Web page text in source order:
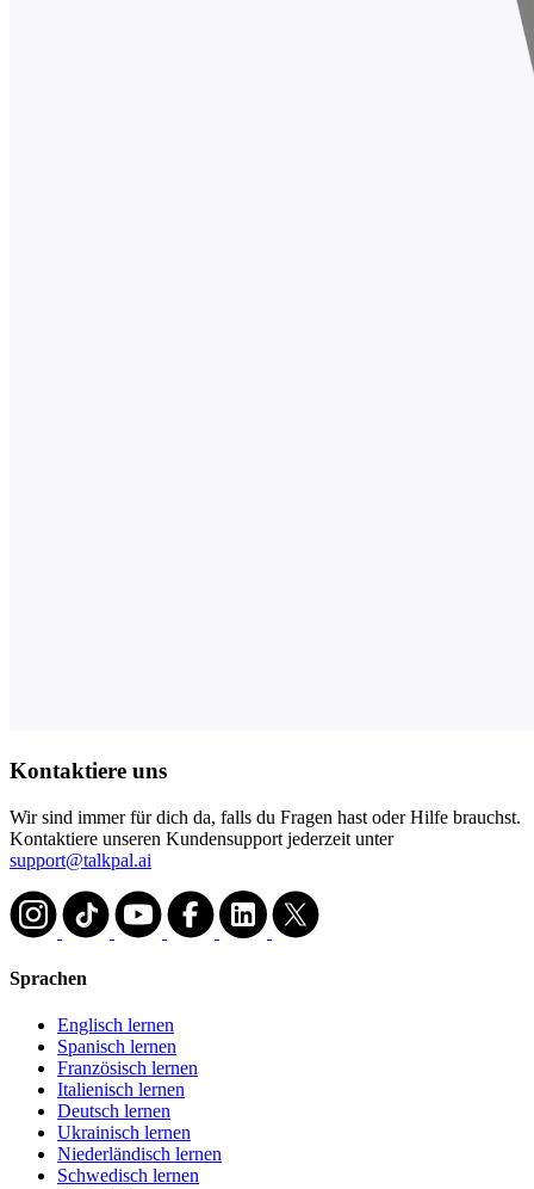
Kontaktiere uns
Wir sind immer für dich da, falls du Fragen hast oder Hilfe brauchst.
Kontaktiere unseren Kundensupport jederzeit unter
support@talkpal.ai
Sprachen
Englisch lernen
Spanisch lernen
Französisch lernen
Italienisch lernen
Deutsch lernen
Ukrainisch lernen
Niederländisch lernen
Schwedisch lernen